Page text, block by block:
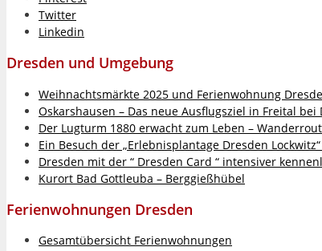
Twitter
Linkedin
Dresden und Umgebung
Weihnachtsmärkte 2025 und Ferienwohnung
Oskarshausen – Das neue Ausflugsziel in Freital bei
Der Lugturm 1880 erwacht zum Leben –
Ein Besuch der „Erlebnisplantage Dresden
Dresden mit der “ Dresden Card “ intensiver
Kurort Bad Gottleuba – Berggießhübel
Ferienwohnungen Dresden
Gesamtübersicht Ferienwohnungen